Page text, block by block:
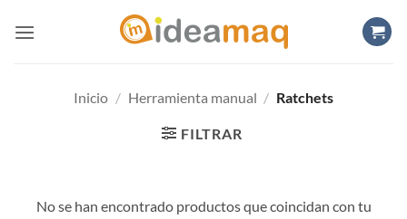
Inicio / Herramienta manual / Ratchets
FILTRAR
No se han encontrado productos que coincidan con tu